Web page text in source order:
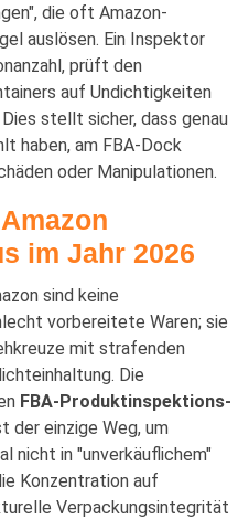
die oft Amazon-
auslösen. Ein Inspektor
prüft den
auf Undichtigkeiten
stellt sicher, dass genau
haben, am FBA-Dock
oder Manipulationen.
im Jahr 2026
sind keine
vorbereitete Waren; sie
mit strafenden
Die
FBA-Produktinspektions-
der einzige Weg, um
nicht in "unverkäuflichem"
Konzentration auf
Verpackungsintegrität